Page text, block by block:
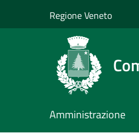
Regione Veneto
Amministrazione